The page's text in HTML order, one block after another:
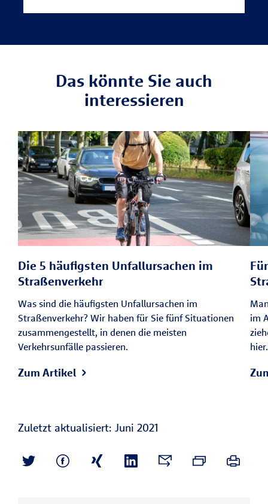
Das könnte Sie auch
interessieren
Die 5 häufigsten Unfallursachen im
Straßenverkehr
Was sind die häufigsten Unfallursachen im
Straßenverkehr? Wir haben für Sie fünf Situationen
zusammengestellt, in denen die meisten
Verkehrsunfälle passieren.
Zum Artikel
im
hier.
Zuletzt aktualisiert: Juni 2021